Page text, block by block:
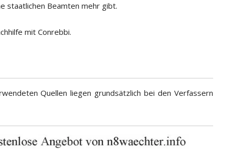
staatlichen Beamten mehr gibt.
mit Conrebbi.
Quellen liegen grundsätzlich bei den Verfassern